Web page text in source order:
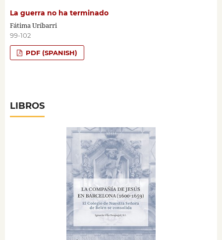
La guerra no ha terminado
Fátima Uríbarri
99-102
PDF (SPANISH)
LIBROS